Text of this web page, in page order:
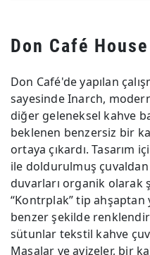
Don Café
Don Café'de yapılan
sayesinde Inarch,
diğer geleneksel kahve
beklenen benzersiz bir
ortaya çıkardı. Tasarım
ile doldurulmuş çuvaldan
duvarları organik olarak
“Kontrplak” tip ahşaptan
benzer şekilde
sütunlar tekstil kahve
Masalar ve avizeler, bir